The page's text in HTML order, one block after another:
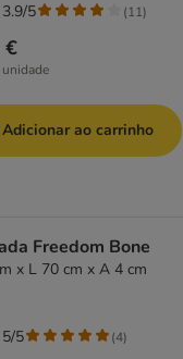
€
5 (11)
Adicionar ao carrinho
Freedom Bone
x L 70 cm x A 4 cm
5 (4)